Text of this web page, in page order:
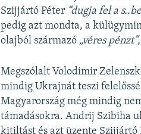
Szijjártó Péter “dugja fel a
pedig azt mondta, a
olajból származó „véres
Megszólalt Volodimir
mindig Ukrajnát teszi
Magyarország még mindig
támadásokra. Andrij Szibiha
kitiltást és azt üzente Szijjártó